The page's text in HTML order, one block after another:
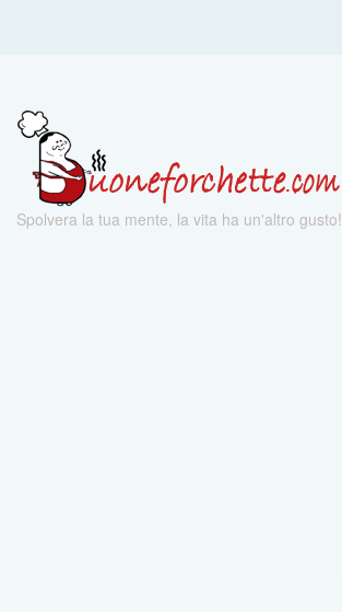
Spolvera la tua mente, la vita ha un'altro gusto!